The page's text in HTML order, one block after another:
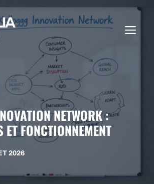
NETWORK :
FONCTIONNEMENT
2026